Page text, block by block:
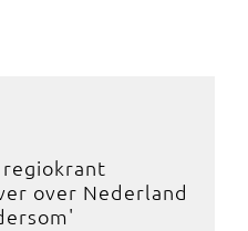
over Nederland